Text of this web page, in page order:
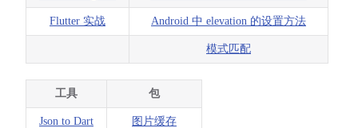
Flutter 实战 Android 中 elevation 的设置方法
模式匹配
工具 包
Json to Dart 图片缓存